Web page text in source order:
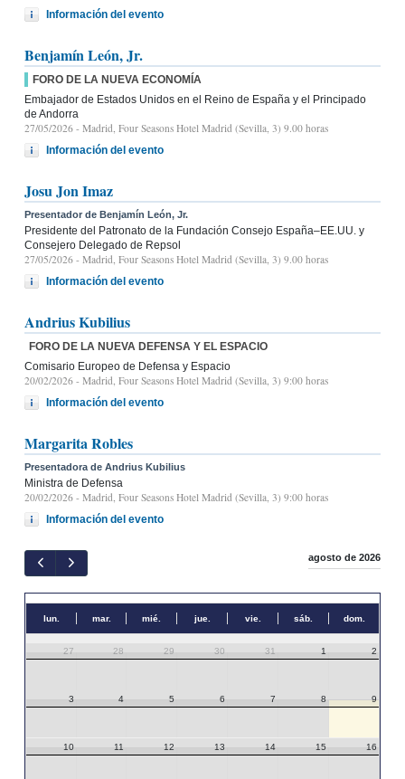
Información del evento
Benjamín León, Jr.
FORO DE LA NUEVA ECONOMÍA
Embajador de Estados Unidos en el Reino de España y el Principado
de Andorra
27/05/2026 - Madrid, Four Seasons Hotel Madrid (Sevilla, 3) 9.00 horas
Información del evento
Josu Jon Imaz
Presentador de Benjamín León, Jr.
Presidente del Patronato de la Fundación Consejo España–EE.UU. y
Consejero Delegado de Repsol
27/05/2026 - Madrid, Four Seasons Hotel Madrid (Sevilla, 3) 9.00 horas
Información del evento
Andrius Kubilius
FORO DE LA NUEVA DEFENSA Y EL ESPACIO
Comisario Europeo de Defensa y Espacio
20/02/2026 - Madrid, Four Seasons Hotel Madrid (Sevilla, 3) 9:00 horas
Información del evento
Margarita Robles
Presentadora de Andrius Kubilius
Ministra de Defensa
20/02/2026 - Madrid, Four Seasons Hotel Madrid (Sevilla, 3) 9:00 horas
Información del evento
agosto de 2026
lun. mar. mié. jue. vie. sáb. dom.
27 28 29 30 31 1 2
3 4 5 6 7 8 9
10 11 12 13 14 15 16